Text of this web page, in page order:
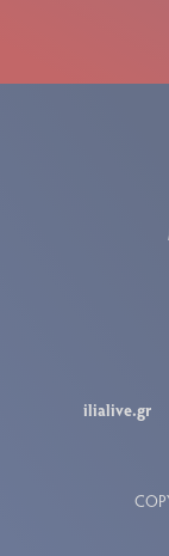
ilialive.gr